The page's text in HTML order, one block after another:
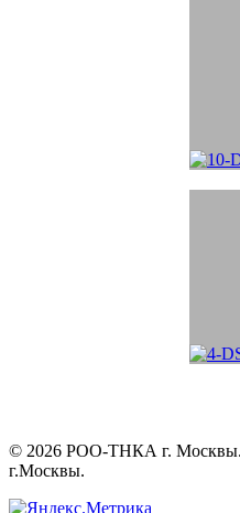
© 2026 РОО-ТНКА г. Москвы.
г.Москвы.